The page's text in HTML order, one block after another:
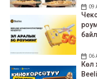
09
06
Көл